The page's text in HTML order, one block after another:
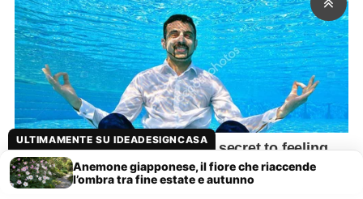
ULTIMAMENTE SU IDEADESIGNCASA
Anemone giapponese, il fiore che riaccende
l’ombra tra fine estate e autunno